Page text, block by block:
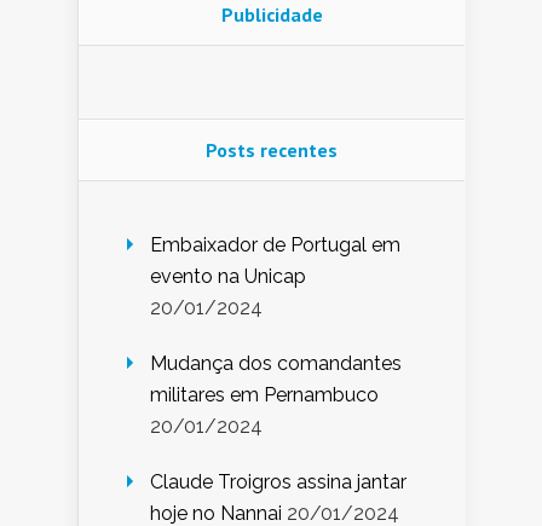
Publicidade
Posts recentes
Embaixador de Portugal em
evento na Unicap
20/01/2024
Mudança dos comandantes
militares em Pernambuco
20/01/2024
Claude Troigros assina jantar
hoje no Nannai 20/01/2024